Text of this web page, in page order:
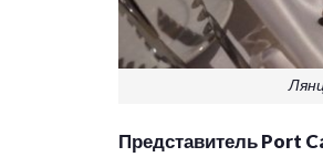
Представитель Port